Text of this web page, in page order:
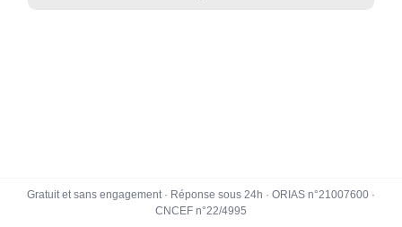
Gratuit et sans engagement · Réponse sous 24h · ORIAS n°21007600 ·
CNCEF n°22/4995